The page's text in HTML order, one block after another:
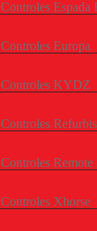
Controles Espada
Controles Europa
Controles KYDZ
Controles
Controles Remote
Controles Xhorse